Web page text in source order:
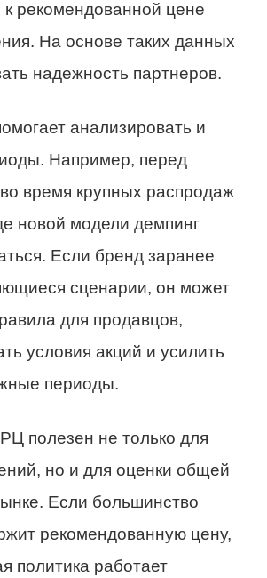
к рекомендованной цене
На основе таких данных
надежность партнеров.
анализировать и
Например, перед
время крупных распродаж
новой модели демпинг
Если бренд заранее
сценарии, он может
для продавцов,
условия акций и усилить
периоды.
полезен не только для
но и для оценки общей
Если большинство
рекомендованную цену,
политика работает